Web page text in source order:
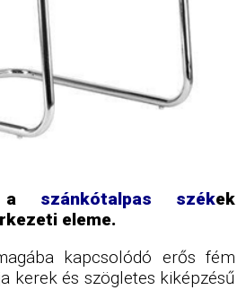
a szánkótalpas székek
eleme.
kapcsolódó erős fém
kerek és szögletes kiképzésű